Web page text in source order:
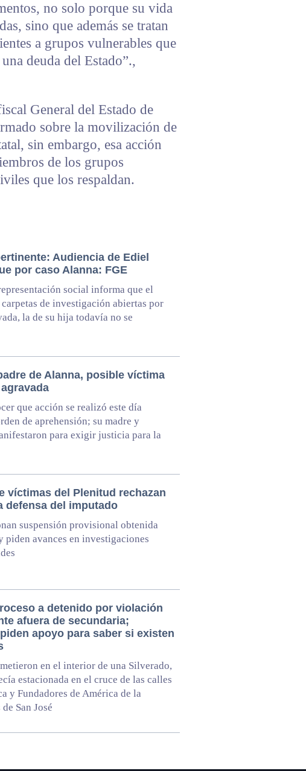
no solo porque su vida
sino que además se tratan
a grupos vulnerables que
deuda del Estado”.,
General del Estado de
sobre la movilización de
sin embargo, esa acción
de los grupos
que los respaldan.
Audiencia de Ediel
por caso Alanna: FGE
social informa que el
de investigación abiertas por
la de su hija todavía no se
de Alanna, posible víctima
que acción se realizó este día
de aprehensión; su madre y
para exigir justicia para la
víctimas del Plenitud rechazan
defensa del imputado
suspensión provisional obtenida
piden avances en investigaciones
a detenido por violación
afuera de secundaria;
apoyo para saber si existen
en el interior de una Silverado,
estacionada en el cruce de las calles
y Fundadores de América de la
San José